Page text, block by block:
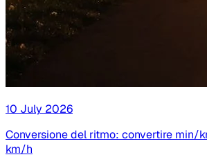
10 July 2026
Conversione del ritmo: convertire min/
km/h